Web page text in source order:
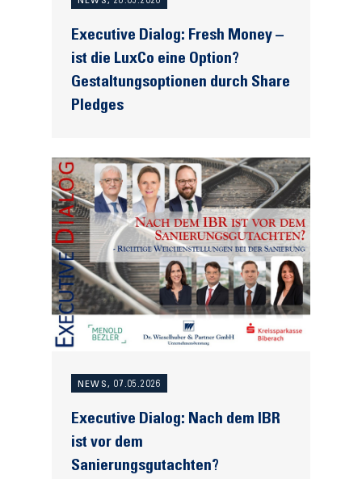
Executive Dialog: Fresh Money –
ist die LuxCo eine Option?
Gestaltungsoptionen durch Share
Pledges
NEWS, 07.05.2026
Executive Dialog: Nach dem IBR
ist vor dem
Sanierungsgutachten?